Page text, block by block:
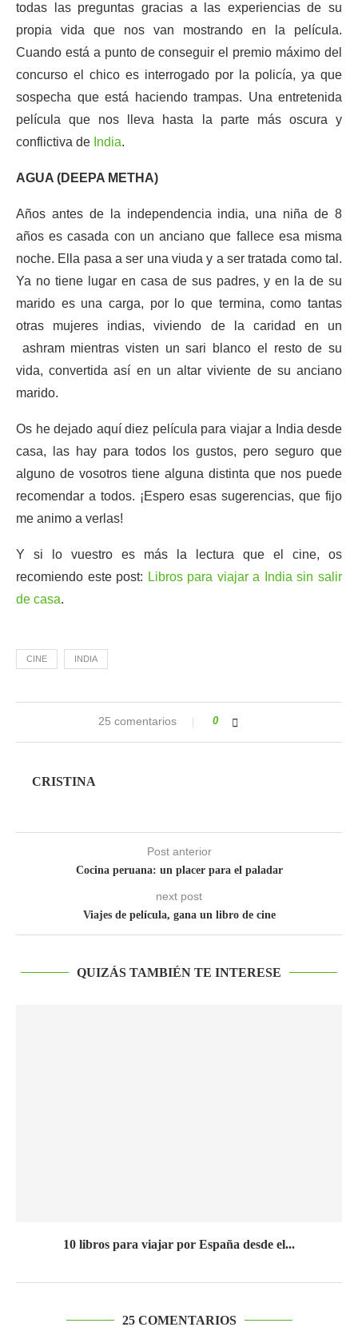
todas las preguntas gracias a las experiencias de su
propia vida que nos van mostrando en la película.
Cuando está a punto de conseguir el premio máximo del
concurso el chico es interrogado por la policía, ya que
sospecha que está haciendo trampas. Una entretenida
película que nos lleva hasta la parte más oscura y
conflictiva de India.
AGUA (DEEPA METHA)
Años antes de la independencia india, una niña de 8
años es casada con un anciano que fallece esa misma
noche. Ella pasa a ser una viuda y a ser tratada como tal.
Ya no tiene lugar en casa de sus padres, y en la de su
marido es una carga, por lo que termina, como tantas
otras mujeres indias, viviendo de la caridad en un
ashram mientras visten un sari blanco el resto de su
vida, convertida así en un altar viviente de su anciano
marido.
Os he dejado aquí diez película para viajar a India desde
casa, las hay para todos los gustos, pero seguro que
alguno de vosotros tiene alguna distinta que nos puede
recomendar a todos. ¡Espero esas sugerencias, que fijo
me animo a verlas!
Y si lo vuestro es más la lectura que el cine, os
recomiendo este post: Libros para viajar a India sin salir
de casa.
CINE INDIA
25 comentarios 0
CRISTINA
Post anterior
Cocina peruana: un placer para el paladar
next post
Viajes de película, gana un libro de cine
QUIZÁS TAMBIÉN TE INTERESE
10 libros para viajar por España desde el...
25 COMENTARIOS